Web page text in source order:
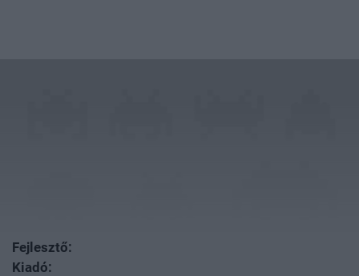
Fejlesztő:
Kiadó: